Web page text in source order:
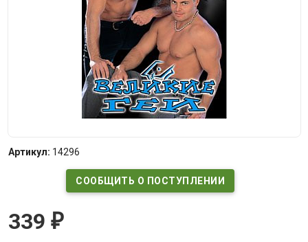
Артикул: 14296
СООБЩИТЬ О ПОСТУПЛЕНИИ
339 ₽